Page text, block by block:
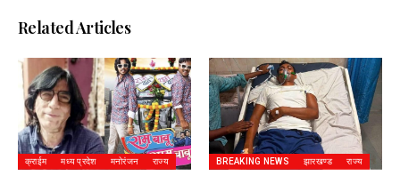
Related Articles
क्राईम मध्य प्रदेश मनोरंजन राज्य BREAKING NEWS झारखण्ड राज्य